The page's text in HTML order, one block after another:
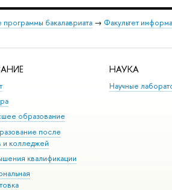
бакалавриата→ Факультет
образование
после
и колледжей
квалификации
НАУКА
Научные